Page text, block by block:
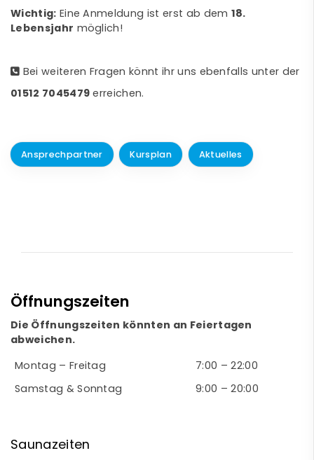
Wichtig: Eine Anmeldung ist erst ab dem 18.
Lebensjahr möglich!
Bei weiteren Fragen könnt ihr uns ebenfalls unter der
01512 7045479 erreichen.
Ansprechpartner Kursplan Aktuelles
Öffnungszeiten
Die Öffnungszeiten könnten an Feiertagen
abweichen.
Montag – Freitag
7:00 – 22:00
Samstag & Sonntag
9:00 – 20:00
Saunazeiten